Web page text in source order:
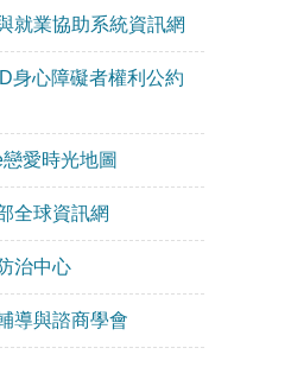
就業協助系統資訊網
身心障礙者權利公約
愛時光地圖
全球資訊網
治中心
導與諮商學會